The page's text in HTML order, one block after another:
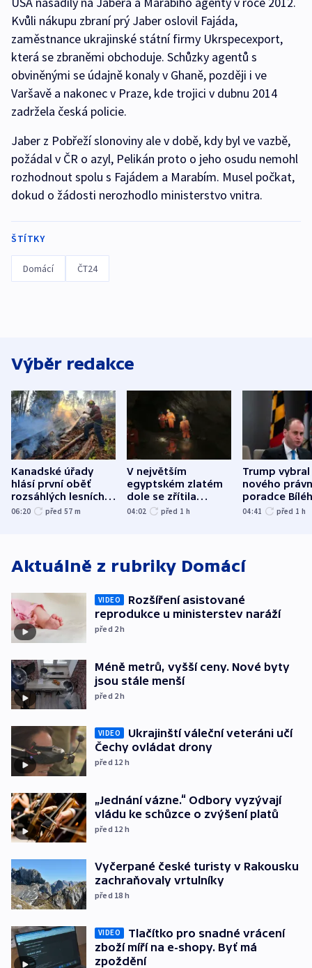
Kvůli nákupu zbraní prý Jaber oslovil Fajáda,
zaměstnance ukrajinské státní firmy Ukrspecexport,
která se zbraněmi obchoduje. Schůzky agentů s
obviněnými se údajně konaly v Ghaně, později i ve
Varšavě a nakonec v Praze, kde trojici v dubnu 2014
zadržela česká policie.
Jaber z Pobřeží slonoviny ale v době, kdy byl ve vazbě,
požádal v ČR o azyl, Pelikán proto o jeho osudu nemohl
rozhodnout spolu s Fajádem a Marabím. Musel počkat,
dokud o žádosti nerozhodlo ministerstvo vnitra.
ŠTÍTKY
Domácí ČT24
Výběr redakce
Kanadské úřady
hlásí první oběť
rozsáhlých lesních
požárů
06:20 před 57 m
V největším
egyptském zlatém
dole se zřítila
hornina, jeden
04:02 před 1 h
Trump vybral
nového
poradce
domu
04:41 před 1 h
Aktuálně z rubriky Domácí
VIDEO
Rozšíření asistované
reprodukce u ministerstev naráží
před 2h
Méně metrů, vyšší ceny. Nové byty
jsou stále menší
před 2h
VIDEO
Ukrajinští váleční veteráni učí
Čechy ovládat drony
před 12 h
„Jednání vázne.“ Odbory vyzývají
vládu ke schůzce o zvýšení platů
před 12 h
Vyčerpané české turisty v Rakousku
zachraňovaly vrtulníky
před 18 h
VIDEO
Tlačítko pro snadné vrácení
zboží míří na e-shopy. Byť má
zpoždění